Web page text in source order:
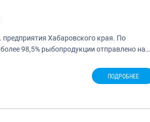
предприятия Хабаровского края. По
98,5% рыбопродукции отправлено на…
ПОДРОБНЕЕ